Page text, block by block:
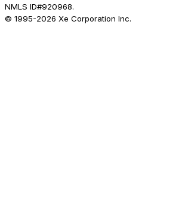
NMLS ID#920968.
© 1995-2026 Xe Corporation Inc.